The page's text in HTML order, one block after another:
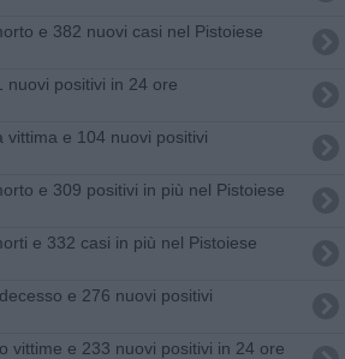
e 382 nuovi casi nel Pistoiese
nuovi positivi in 24 ore
vittima e 104 nuovi positivi
e 309 positivi in più nel Pistoiese
e 332 casi in più nel Pistoiese
e 276 nuovi positivi
vittime e 233 nuovi positivi in 24 ore